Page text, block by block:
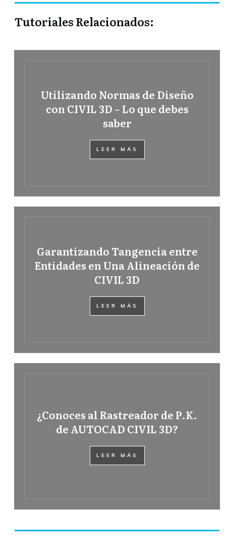
Tutoriales Relacionados:
Utilizando Normas de Diseño
con CIVIL 3D – Lo que debes
saber
LEER MÁS
Garantizando Tangencia entre
Entidades en Una Alineación de
CIVIL 3D
LEER MÁS
¿Conoces al Rastreador de P.K.
de AUTOCAD CIVIL 3D?
LEER MÁS